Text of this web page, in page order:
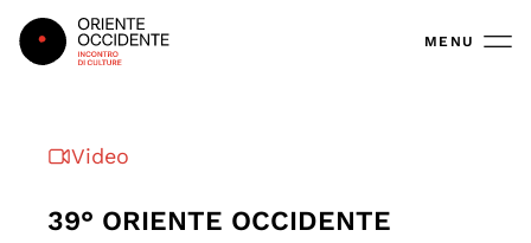
Oriente Occidente MENU
Video
39° ORIENTE OCCIDENTE